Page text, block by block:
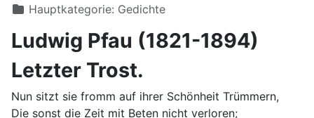
Hauptkategorie: Gedichte
Ludwig Pfau (1821-1894)
Letzter Trost.
Nun sitzt sie fromm auf ihrer Schönheit Trümmern,
Die sonst die Zeit mit Beten nicht verloren;